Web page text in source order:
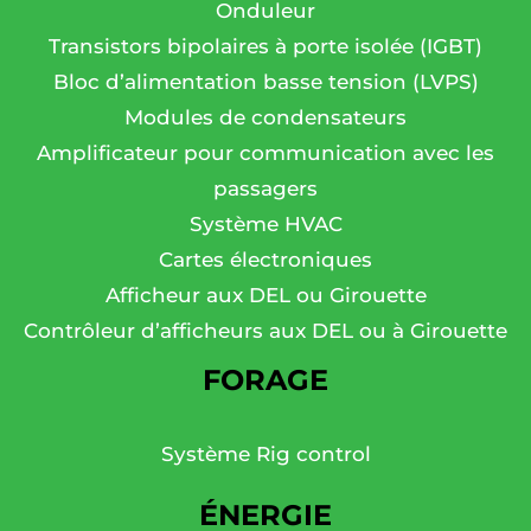
Onduleur
Transistors bipolaires à porte isolée (IGBT)
Bloc d’alimentation basse tension (LVPS)
Modules de condensateurs
Amplificateur pour communication avec les
passagers
Système HVAC
Cartes électroniques
Afficheur aux DEL ou Girouette
Contrôleur d’afficheurs aux DEL ou à Girouette
FORAGE
Système Rig control
ÉNERGIE